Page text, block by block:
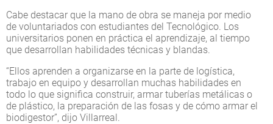
Cabe destacar que la mano de obra se maneja por medio
de voluntariados con estudiantes del Tecnológico. Los
universitarios ponen en práctica el aprendizaje, al tiempo
que desarrollan habilidades técnicas y blandas.
“Ellos aprenden a organizarse en la parte de logística,
trabajo en equipo y desarrollan muchas habilidades en
todo lo que significa construir, armar tuberías metálicas o
de plástico, la preparación de las fosas y de cómo armar el
biodigestor”, dijo Villarreal.